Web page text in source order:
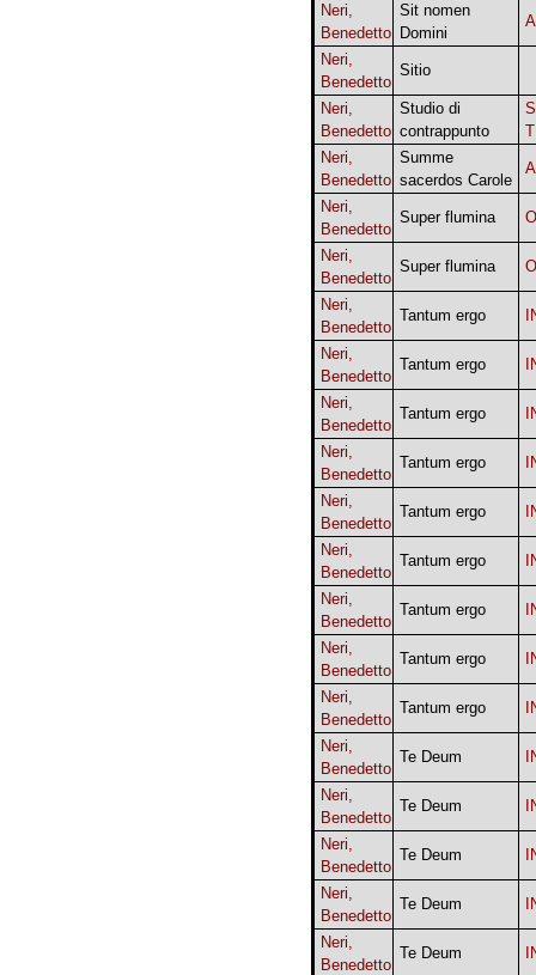
Neri,
Benedetto
Sit nomen
Domini
Neri,
Benedetto
Sitio
Neri,
Benedetto
Studio di
contrappunto
Neri,
Benedetto
Summe
sacerdos Carole
Neri,
Benedetto
Super flumina
Neri,
Benedetto
Super flumina
Neri,
Benedetto
Tantum ergo
Neri,
Benedetto
Tantum ergo
Neri,
Benedetto
Tantum ergo
Neri,
Benedetto
Tantum ergo
Neri,
Benedetto
Tantum ergo
Neri,
Benedetto
Tantum ergo
Neri,
Benedetto
Tantum ergo
Neri,
Benedetto
Tantum ergo
Neri,
Benedetto
Tantum ergo
Neri,
Benedetto
Te Deum
Neri,
Benedetto
Te Deum
Neri,
Benedetto
Te Deum
Neri,
Benedetto
Te Deum
Neri,
Benedetto
Te Deum